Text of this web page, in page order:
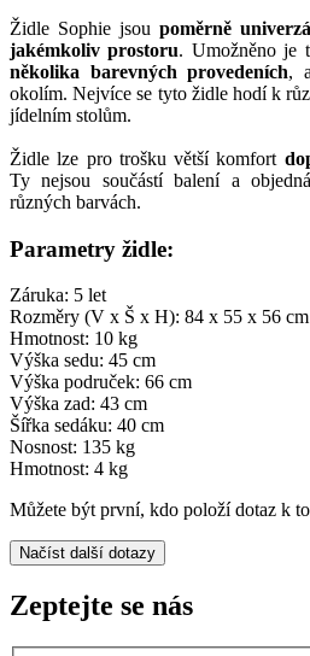
Židle Sophie jsoupoměrně
jakémkoliv prostoru. Umožněno je
několika barevných provedeních,
okolím. Nejvíce se tyto židle hodí k
jídelním stolům.
Židle lze pro trošku větší komfort
Ty nejsou součástí balení a
různých barvách.
Parametry židle:
Záruka: 5 let
Rozměry (V x Š x H): 84 x 55 x 56 cm
Hmotnost: 10 kg
Výška sedu: 45 cm
Výška područek: 66 cm
Výška zad: 43 cm
Šířka sedáku: 40 cm
Nosnost: 135 kg
Hmotnost: 4 kg
Můžete být první, kdo položí dotaz k
Načíst další dotazy
Zeptejte se nás